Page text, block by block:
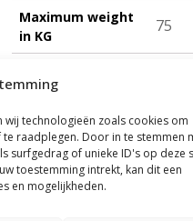
technologieën zoals cookies om
raadplegen. Door in te stemmen
surfgedrag of unieke ID's op deze
toestemming intrekt, kan dit een
en mogelijkheden.
Maximum weight
in KG
75
Minimum age
Certificates
FSC Certified